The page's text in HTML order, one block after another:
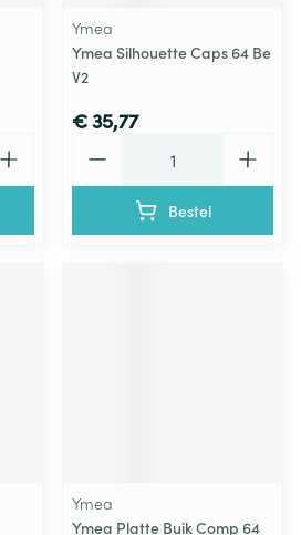
Ymea
Ymea Silhouette Caps 64 Be
V2
€ 35,77
Bestel
Ymea
Ymea Platte Buik Comp 64